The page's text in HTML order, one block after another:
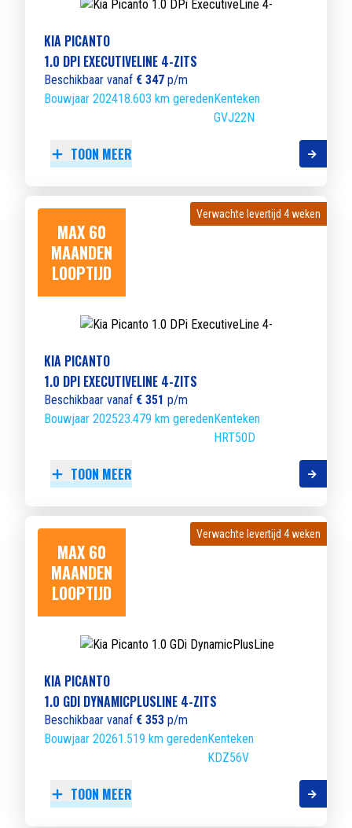
KIA PICANTO
1.0 DPI EXECUTIVELINE 4-ZITS
Beschikbaar vanaf € 347 p/m
Bouwjaar 202418.603 km geredenKenteken
GVJ22N
TOON MEER
MAX 60
MAANDEN
LOOPTIJD
Verwachte levertijd 4 weken
Verwachte levertijd 4 weken
KIA PICANTO
1.0 DPI EXECUTIVELINE 4-ZITS
Beschikbaar vanaf € 351 p/m
Bouwjaar 202523.479 km geredenKenteken
HRT50D
TOON MEER
MAX 60
MAANDEN
LOOPTIJD
Verwachte levertijd 4 weken
Verwachte levertijd 4 weken
KIA PICANTO
1.0 GDI DYNAMICPLUSLINE 4-ZITS
Beschikbaar vanaf € 353 p/m
Bouwjaar 20261.519 km geredenKenteken
KDZ56V
TOON MEER